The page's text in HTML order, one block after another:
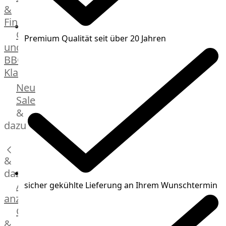
Manufaktur
Bratwurstsets
Toppings
Hackfleisch
Aufschnitt
Schinken
&
Fingerfood
Grill-
und
BBQ-
Klassiker
Beilagen
Brot
Brötchen
Burger
Buns
&
Hot
Dog
Brötchen
Desserts
Neu
Sale
&
dazu
&
dazu
Alle
anzeigen
Gewürze
Premium Qualität seit über 20 Jahren
sicher gekühlte Lieferung an Ihrem Wunschtermin